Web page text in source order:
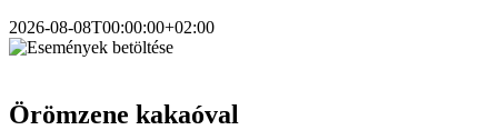
2026-08-08T00:00:00+02:00
Örömzene kakaóval